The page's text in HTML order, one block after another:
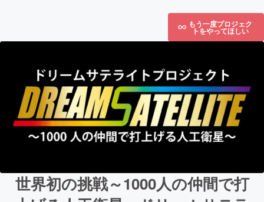
もう一度プロジェク
トをやってほしい
世界初の挑戦～1000人の仲間で打